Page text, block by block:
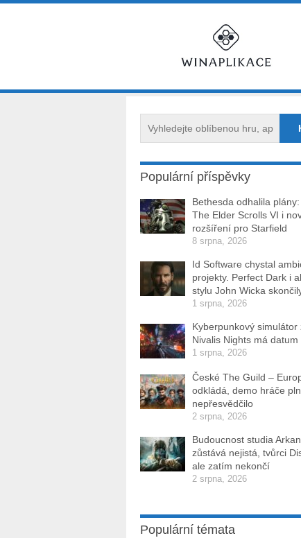
Populární příspěvky
Bethesda odhalila plány:
The Elder Scrolls VI i
rozšíření pro Starfield
8 srpna, 2026
Id Software chystal
projekty. Perfect Dark i
stylu John Wicka
1 srpna, 2026
Kyberpunkový simulátor
Nivalis Nights má
1 srpna, 2026
České The Guild –
odkládá, demo hráče
nepřesvědčilo
2 srpna, 2026
Budoucnost studia
zůstává nejistá, tvůrci
ale zatím nekončí
2 srpna, 2026
Populární témata